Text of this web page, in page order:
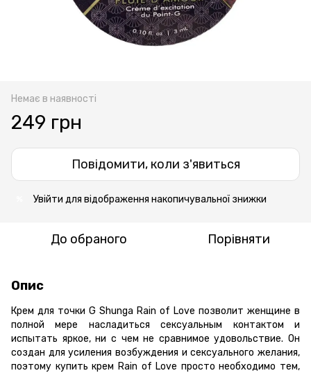
Немає в наявності
249 грн
Повідомити, коли з'явиться
Увійти для відображення накопичувальної знижки
До обраного Порівняти
Опис
Крем для точки G Shunga Rain of Love позволит женщине в
полной мере насладиться сексуальным контактом и
испытать яркое, ни с чем не сравнимое удовольствие. Он
создан для усиления возбуждения и сексуального желания,
поэтому купить крем Rain of Love просто необходимо тем,